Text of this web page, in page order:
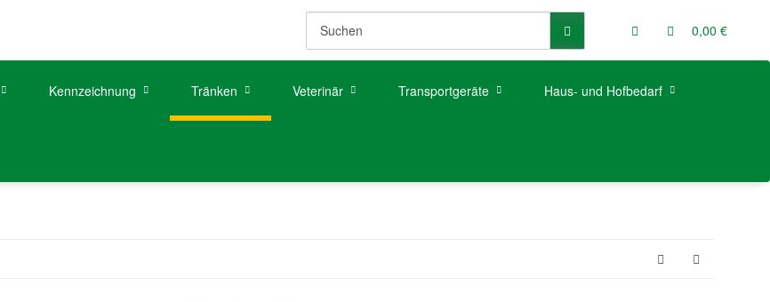
0,00 €
Kennzeichnung Tränken Veterinär Transportgeräte Haus- und Hofbedarf